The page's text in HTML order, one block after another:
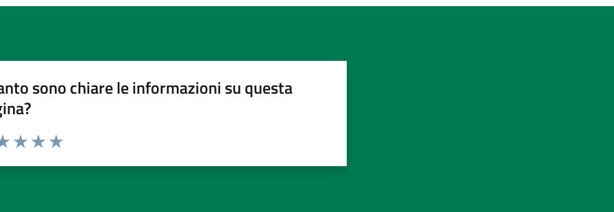
sono chiare le informazioni su questa
1 a 5 stelle la pagina